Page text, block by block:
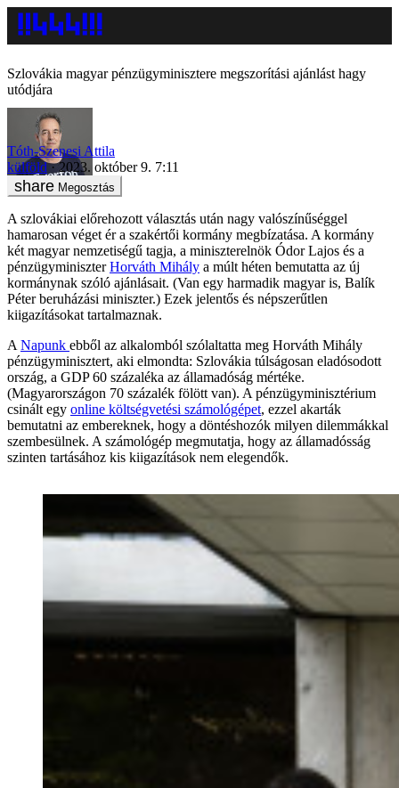
Szlovákia magyar pénzügyminisztere megszorítási ajánlást hagy
utódjára
Tóth-Szenesi Attila
külföld
2023. október 9. 7:11
Megosztás
A szlovákiai előrehozott választás után nagy valószínűséggel
hamarosan véget ér a szakértői kormány megbízatása. A kormány
két magyar nemzetiségű tagja, a miniszterelnök Ódor Lajos és a
pénzügyminiszterHorváth Mihály a múlt héten bemutatta az új
kormánynak szóló ajánlásait. (Van egy harmadik magyar is, Balík
Péter beruházási miniszter.) Ezek jelentős és népszerűtlen
kiigazításokat tartalmaznak.
A Napunk ebből az alkalomból szólaltatta meg Horváth Mihály
pénzügyminisztert, aki elmondta: Szlovákia túlságosan eladósodott
ország, a GDP 60 százaléka az államadóság mértéke.
(Magyarországon 70 százalék fölött van). A pénzügyminisztérium
csinált egy online költségvetési számológépet, ezzel akarták
bemutatni az embereknek, hogy a döntéshozók milyen dilemmákkal
szembesülnek. A számológép megmutatja, hogy az államadósság
szinten tartásához kis kiigazítások nem elegendők.